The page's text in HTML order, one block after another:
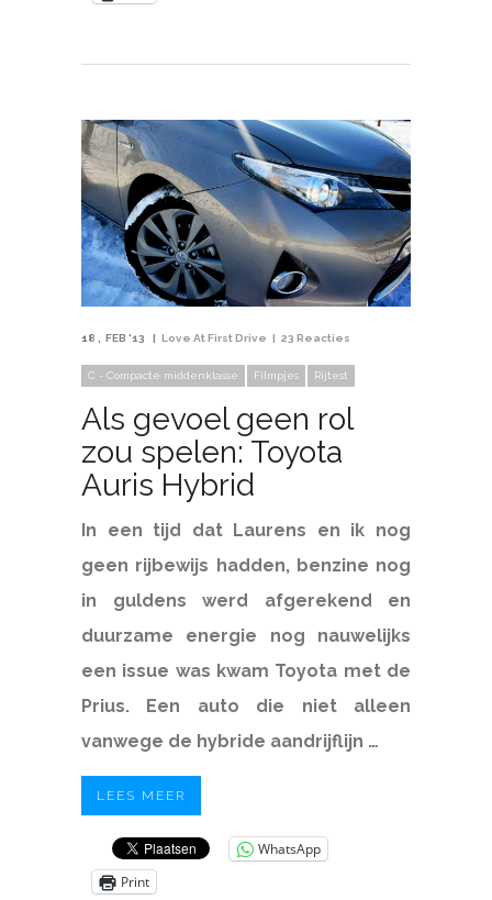
18 FEB '13 Love At First Drive 23 Reacties
C - Compacte middenklasse Filmpjes Rijtest
Als gevoel geen rol
zou spelen: Toyota
Auris Hybrid
In een tijd dat Laurens en ik nog
geen rijbewijs hadden, benzine nog
in guldens werd afgerekend en
duurzame energie nog nauwelijks
een issue was kwam Toyota met de
Prius. Een auto die niet alleen
vanwege de hybride aandrijflijn …
LEES MEER
WhatsApp
Print